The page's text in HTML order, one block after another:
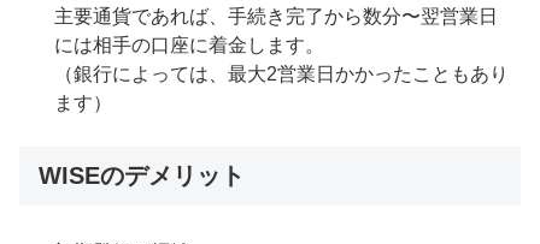
主要通貨であれば、手続き完了から数分〜翌営業日
には相手の口座に着金します。
（銀行によっては、最大2営業日かかったこともあり
ます）
WISEのデメリット